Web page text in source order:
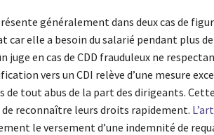
généralement dans deux cas de
car elle a besoin du salarié pendant plus
juge en cas de CDD frauduleux ne
vers un CDI relève d’une mesure
de tout abus de la part des dirigeants.
reconnaître leurs droits rapidement.
le versement d’une indemnité de